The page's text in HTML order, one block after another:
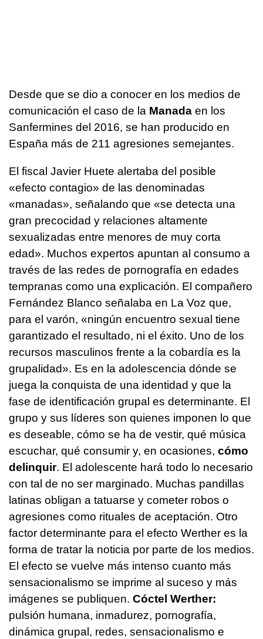
Desde que se dio a conocer en los medios de
comunicación el caso de la Manada en los
Sanfermines del 2016, se han producido en
España más de 211 agresiones semejantes.
El fiscal Javier Huete alertaba del posible
«efecto contagio» de las denominadas
«manadas», señalando que «se detecta una
gran precocidad y relaciones altamente
sexualizadas entre menores de muy corta
edad». Muchos expertos apuntan al consumo a
través de las redes de pornografía en edades
tempranas como una explicación. El compañero
Fernández Blanco señalaba en La Voz que,
para el varón, «ningún encuentro sexual tiene
garantizado el resultado, ni el éxito. Uno de los
recursos masculinos frente a la cobardía es la
grupalidad». Es en la adolescencia dónde se
juega la conquista de una identidad y que la
fase de identificación grupal es determinante. El
grupo y sus líderes son quienes imponen lo que
es deseable, cómo se ha de vestir, qué música
escuchar, qué consumir y, en ocasiones, cómo
delinquir. El adolescente hará todo lo necesario
con tal de no ser marginado. Muchas pandillas
latinas obligan a tatuarse y cometer robos o
agresiones como rituales de aceptación. Otro
factor determinante para el efecto Werther es la
forma de tratar la noticia por parte de los medios.
El efecto se vuelve más intenso cuanto más
sensacionalismo se imprime al suceso y más
imágenes se publiquen. Cóctel Werther:
pulsión humana, inmadurez, pornografía,
dinámica grupal, redes, sensacionalismo e